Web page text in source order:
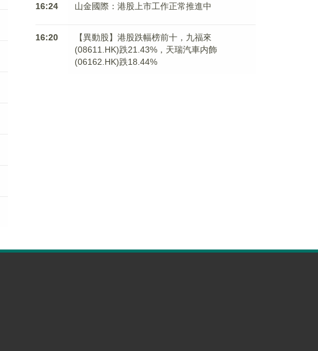
16:24 山金國際：港股上市工作正常推進中
16:20
【異動股】港股跌幅榜前十，九福來
(08611.HK)跌21.43%，天瑞汽車内飾
(06162.HK)跌18.44%